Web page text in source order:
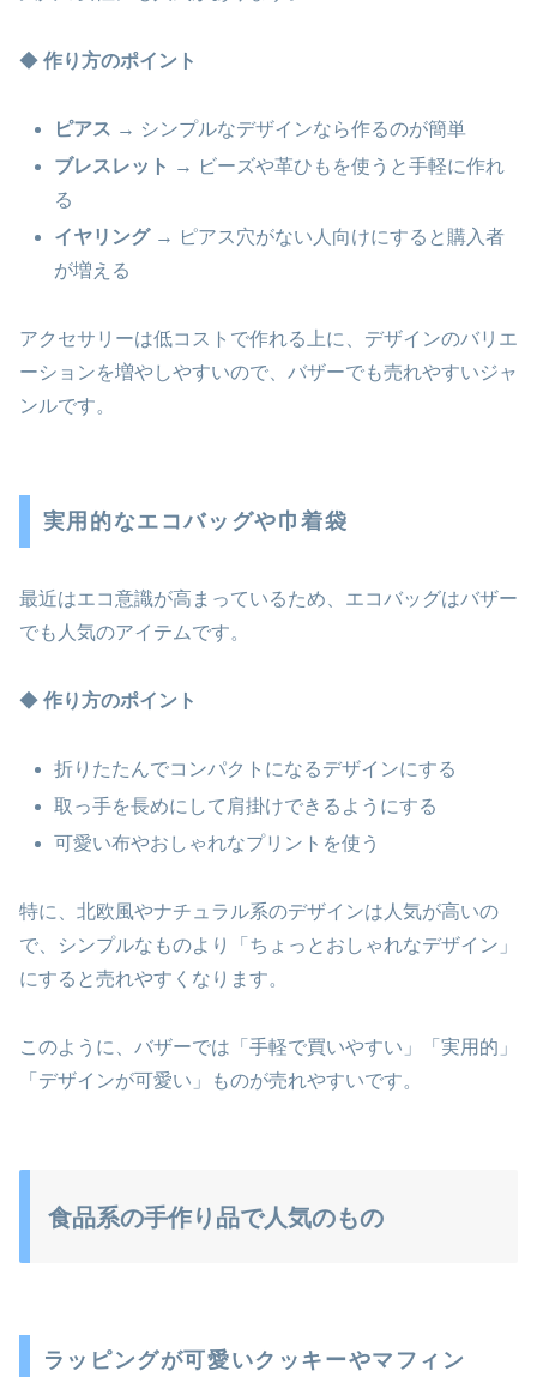
◆ 作り方のポイント
ピアス → シンプルなデザインなら作るのが簡単
ブレスレット → ビーズや革ひもを使うと手軽に作れ
る
イヤリング→ ピアス穴がない人向けにすると購入者
が増える
アクセサリーは低コストで作れる上に、デザインのバリエ
ーションを増やしやすいので、バザーでも売れやすいジャ
ンルです。
実用的なエコバッグや巾着袋
最近はエコ意識が高まっているため、エコバッグはバザー
でも人気のアイテムです。
◆ 作り方のポイント
折りたたんでコンパクトになるデザインにする
取っ手を長めにして肩掛けできるようにする
可愛い布やおしゃれなプリントを使う
特に、北欧風やナチュラル系のデザインは人気が高いの
で、シンプルなものより「ちょっとおしゃれなデザイン」
にすると売れやすくなります。
このように、バザーでは「手軽で買いやすい」「実用的」
「デザインが可愛い」ものが売れやすいです。
食品系の手作り品で人気のもの
ラッピングが可愛いクッキーやマフィン